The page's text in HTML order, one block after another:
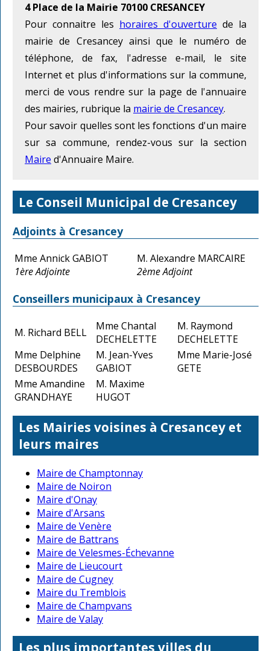
4 Place de la Mairie 70100 CRESANCEY
Pour connaitre les horaires d'ouverture de la
mairie de Cresancey ainsi que le numéro de
téléphone, de fax, l'adresse e-mail, le site
Internet et plus d'informations sur la commune,
merci de vous rendre sur la page de l'annuaire
des mairies, rubrique la mairie de Cresancey.
Pour savoir quelles sont les fonctions d'un maire
sur sa commune, rendez-vous sur la section
Maire d'Annuaire Maire.
Le Conseil Municipal de Cresancey
Adjoints à Cresancey
Mme Annick GABIOT
1ère Adjointe
M. Alexandre MARCAIRE
2ème Adjoint
Conseillers municipaux à Cresancey
M. Richard BELL
Mme Chantal
DECHELETTE
M. Raymond
DECHELETTE
Mme Delphine
DESBOURDES
M. Jean-Yves
GABIOT
Mme Marie-José
GETE
Mme Amandine
GRANDHAYE
M. Maxime
HUGOT
Les Mairies voisines à Cresancey et
leurs maires
Maire de Champtonnay
Maire de Noiron
Maire d'Onay
Maire d'Arsans
Maire de Venère
Maire de Battrans
Maire de Velesmes-Échevanne
Maire de Lieucourt
Maire de Cugney
Maire du Tremblois
Maire de Champvans
Maire de Valay
Les plus importantes villes du